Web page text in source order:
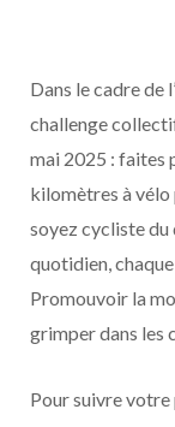
Dans le cadre de
challenge
mai 2025 : faites
kilomètres à vélo
soyez cycliste du
quotidien,
Promouvoir la
grimper dans les
Pour suivre